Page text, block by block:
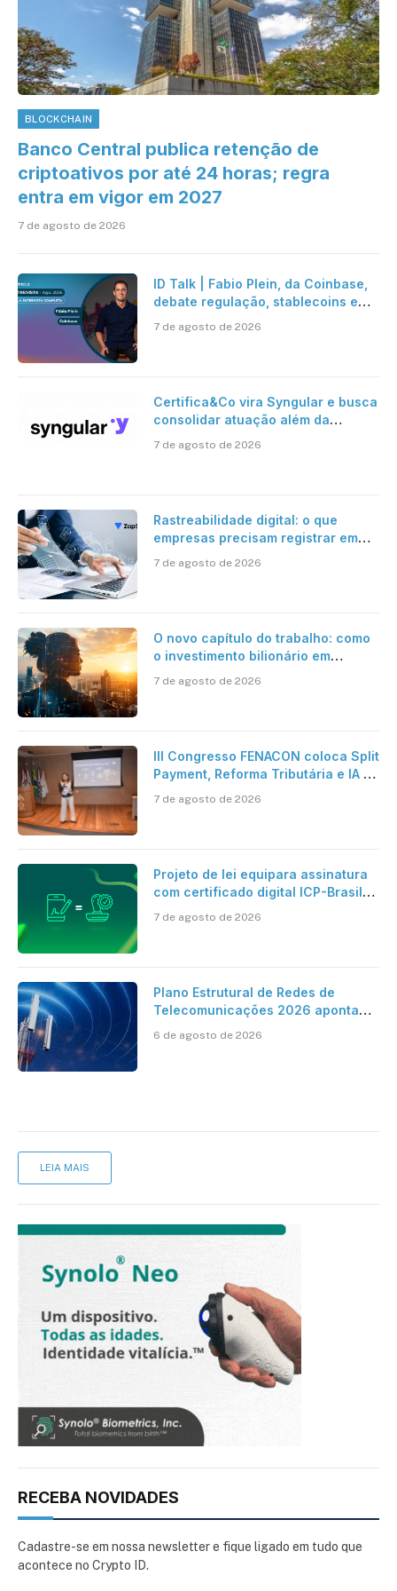
BLOCKCHAIN
Banco Central publica retenção de
criptoativos por até 24 horas; regra
entra em vigor em 2027
7 de agosto de 2026
ID Talk | Fabio Plein, da Coinbase,
debate regulação, stablecoins e
7 de agosto de 2026
Certifica&Co vira Syngular e busca
consolidar atuação além da
7 de agosto de 2026
Rastreabilidade digital: o que
empresas precisam registrar em
7 de agosto de 2026
O novo capítulo do trabalho: como
o investimento bilionário em
verdadeira era da inteligência
7 de agosto de 2026
III Congresso FENACON coloca Split
Payment, Reforma Tributária e IA no
7 de agosto de 2026
Projeto de lei equipara assinatura
com certificado digital ICP-Brasil
cartório
7 de agosto de 2026
Plano Estrutural de Redes de
Telecomunicações 2026 aponta
mantém desafio
6 de agosto de 2026
LEIA MAIS
RECEBA NOVIDADES
Cadastre-se em nossa newsletter e fique ligado em tudo que
acontece no Crypto ID.